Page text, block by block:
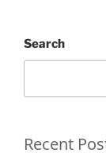
Search
Recent